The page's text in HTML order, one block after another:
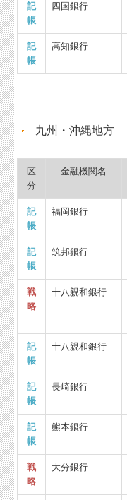
記
帳
四国銀行
記
帳
高知銀行
九州・沖縄地方
区
分
金融機関名
記
帳
福岡銀行
記
帳
筑邦銀行
戦
略
十八親和銀行
記
帳
十八親和銀行
記
帳
長崎銀行
記
帳
熊本銀行
戦
略
大分銀行